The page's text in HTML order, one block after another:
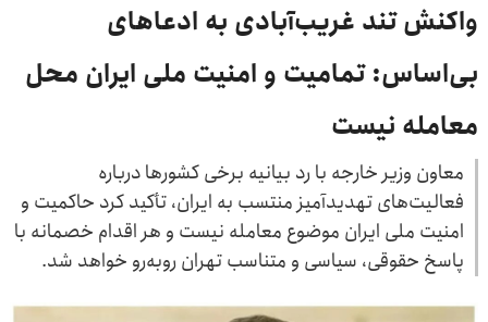
واکنش تند غریب‌آبادی به ادعاهای
بی‌اساس: تمامیت و امنیت ملی ایران محل
معامله نیست
معاون وزیر خارجه با رد بیانیه برخی کشورها درباره
فعالیت‌های تهدیدآمیز منتسب به ایران، تأکید کرد حاکمیت و
امنیت ملی ایران موضوع معامله نیست و هر اقدام خصمانه با
پاسخ حقوقی، سیاسی و متناسب تهران روبه‌رو خواهد شد.